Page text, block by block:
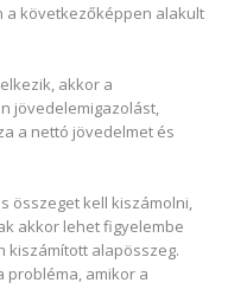
a következőképpen alakult
akkor a
jövedelemigazolást,
a nettó jövedelmet és
összeget kell kiszámolni,
akkor lehet figyelembe
kiszámított alapösszeg.
probléma, amikor a